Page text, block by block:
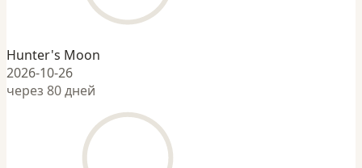
Hunter's Moon
2026-10-26
через 80 дней